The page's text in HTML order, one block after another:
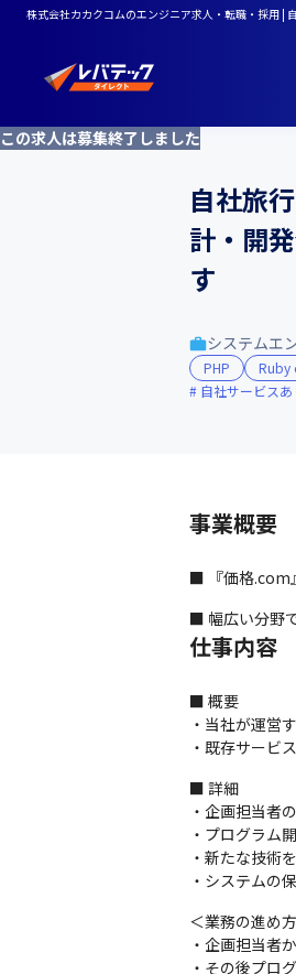
株式会社カカクコムのエンジニア求人・転職・採用 |
この求人は募集終了しました
自社旅
計・開
す
システムエ
PHP
Ruby
自社サービスあ
事業概要
■ 『価格.com
■ 幅広い分野
仕事内容
■ 概要
・当社が運営
・既存サービ
■ 詳細
・企画担当者
・プログラム
・新たな技術
・システムの
＜業務の進め
・企画担当者
・その後プロ